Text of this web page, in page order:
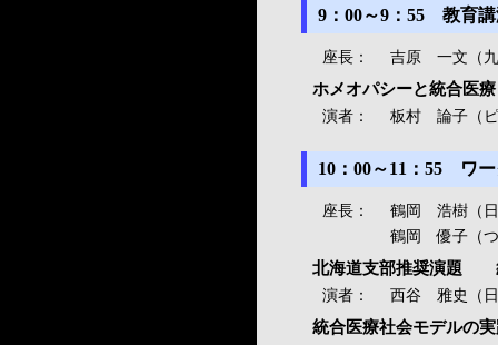
9：00～9：55 教育
座長： 吉原 一文（九
ホメオパシーと統合医療
演者： 板村 論子（ピ
10：00～11：55 ワ
座長：
鶴岡 浩樹（日
鶴岡 優子（
北海道支部推奨演題
演者： 西谷 雅史（日
統合医療社会モデルの